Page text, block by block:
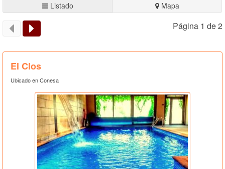
Listado Mapa
Página 1 de 2
El Clos
Ubicado en Conesa